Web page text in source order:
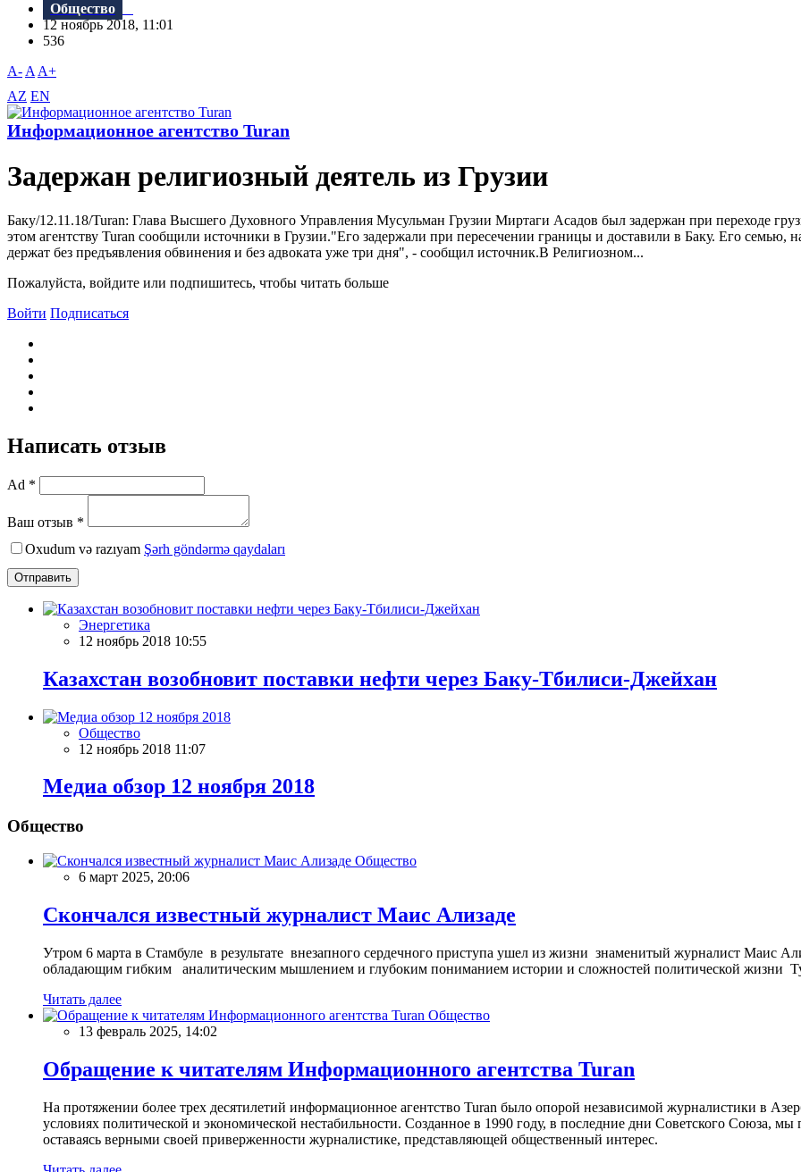
Общество
12 ноябрь 2018, 11:01
536
A- A A+
AZ EN
Информационное агентство Turan
Задержан религиозный деятель из Грузии
Баку/12.11.18/Turan: Глава Bысшего Духовного Управления Мусульман Грузии Миртаги Асадов был задержан при переходе
этом агентству Turan сообщили источники в Грузии."Его задержали при пересечении границы и доставили в Баку. Его
держат без предъявления обвинения и без адвоката уже три дня", - сообщил источник.B Религиозном...
Пожалуйста, войдите или подпишитесь, чтобы читать больше
Войти Подписаться
Написать отзыв
Ad *
Ваш отзыв *
Oxudum və razıyam Şərh göndərmə qaydaları
Отправить
Энергетика
12 ноябрь 2018 10:55
Казахстан возобновит поставки нефти через Баку-Тбилиси-Джейхан
Общество
12 ноябрь 2018 11:07
Meдиа обзор 12 ноября 2018
Общество
Общество
6 март 2025, 20:06
Скончался известный журналист Маис Ализаде
Утром 6 марта в Стамбуле в результате внезапного сердечного приступа ушел из жизни знаменитый журналист Маис
обладающим гибким аналитическим мышлением и глубоким пониманием истории и сложностей политической жизни
Читать далее
Общество
13 февраль 2025, 14:02
Обращение к читателям Информационного агентства Turan
На протяжении более трех десятилетий информационное агентство Turan было опорой независимой журналистики в
условиях политической и экономической нестабильности. Созданное в 1990 году, в последние дни Советского Союза,
оставаясь верными своей приверженности журналистике, представляющей общественный интерес.